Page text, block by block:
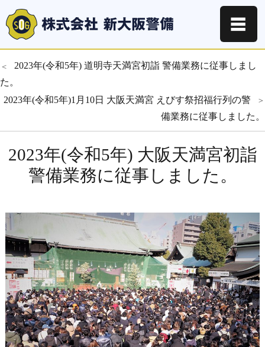
☰
2023年(令和5年) 大阪天満宮初詣
警備業務に従事しました。
投
稿
ビ
ゲ
シ
ョ
ン
＜
過
去
の
稿:
2023年(令和5年) 道明寺天満宮初詣 警備業務に従事しまし
た。
＞
次
投
稿:
2023年(令和5年)1月10日 大阪天満宮 えびす祭招福行列の警
備業務に従事しました。